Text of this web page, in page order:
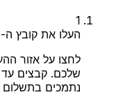
1
העלו את קובץ ה-TIF שלכם
נתמכים בתשלום